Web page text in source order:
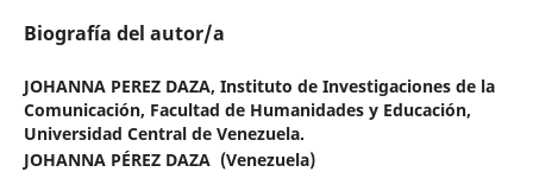
Biografía del autor/a
JOHANNA PEREZ DAZA, Instituto de Investigaciones de la
Comunicación, Facultad de Humanidades y Educación,
Universidad Central de Venezuela.
JOHANNA PÉREZ DAZA (Venezuela)